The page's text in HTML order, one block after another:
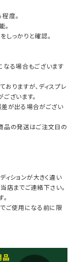
度。
。
しっかりと確認。
る場合もございます
りますが、ディスプレ
ざいます。
が出る場合がござい
品の発送はご注文日の
ィションが大きく違い
店までご連絡下さい。
ご使用になる前に限